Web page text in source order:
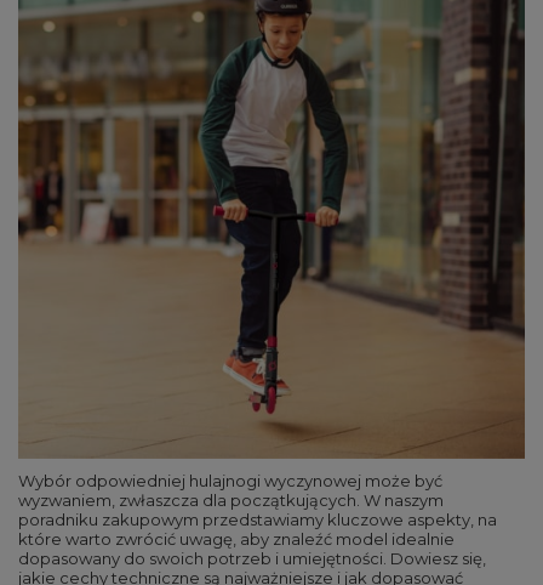
Wybór odpowiedniej hulajnogi wyczynowej może być
wyzwaniem, zwłaszcza dla początkujących. W naszym
poradniku zakupowym przedstawiamy kluczowe aspekty, na
które warto zwrócić uwagę, aby znaleźć model idealnie
dopasowany do swoich potrzeb i umiejętności. Dowiesz się,
jakie cechy techniczne są najważniejsze i jak dopasować